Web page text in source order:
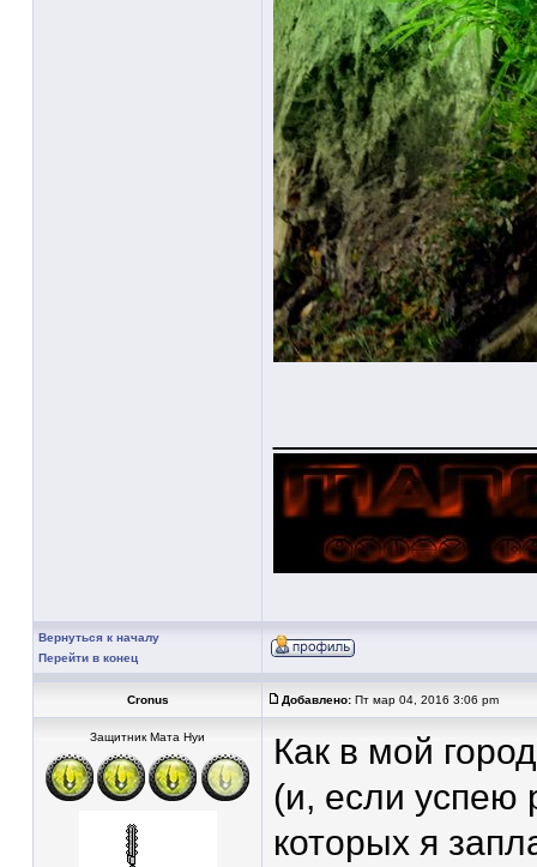
Вернуться к началу
Перейти в конец
Cronus Добавлено: Пт мар 04, 2016 3:06 pm
Защитник Мата Нуи
Как в мой
(и, если успею
которых я